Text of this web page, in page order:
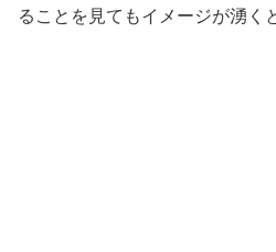
ることを見てもイメージが湧く